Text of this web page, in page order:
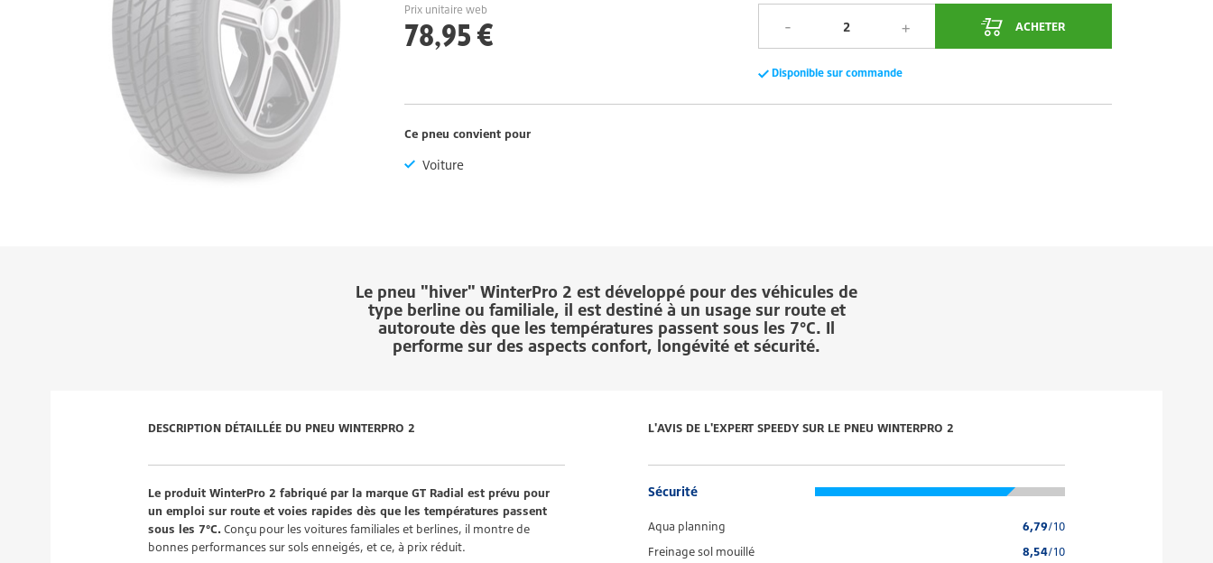
Prix unitaire web
78,95 € ACHETER
Disponible sur commande
Ce pneu convient pour
Voiture
Le pneu "hiver" WinterPro 2 est développé pour des véhicules de
type berline ou familiale, il est destiné à un usage sur route et
autoroute dès que les températures passent sous les 7°C. Il
performe sur des aspects confort, longévité et sécurité.
DESCRIPTION DÉTAILLÉE DU PNEU WINTERPRO 2
Le produit WinterPro 2 fabriqué par la marque GT Radial est prévu pour
un emploi sur route et voies rapides dès que les températures passent
sous les 7°C. Conçu pour les voitures familiales et berlines, il montre de
bonnes performances sur sols enneigés, et ce, à prix réduit.
L'AVIS DE L'EXPERT SPEEDY SUR LE PNEU WINTERPRO 2
Sécurité
Aqua planning 6,79/10
Freinage sol mouillé
8,54/10